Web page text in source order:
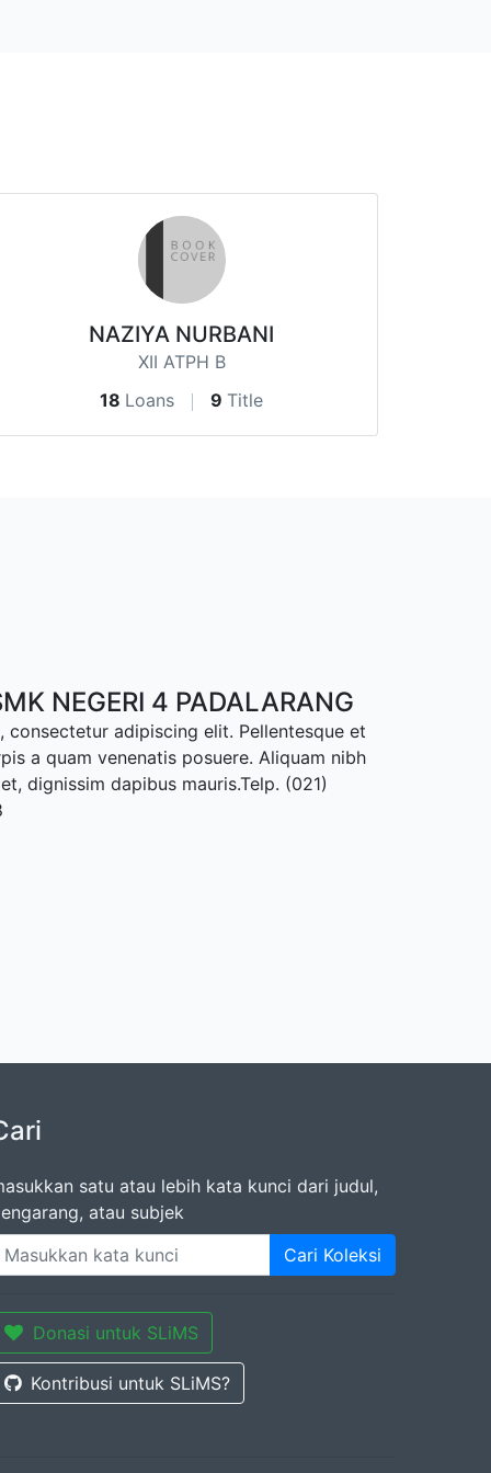
NAZIYA NURBANI
XII ATPH B
18 Loans 9 Title
NEGERI 4 PADALARANG
adipiscing elit. Pellentesque et
a quam venenatis posuere. Aliquam nibh
dignissim dapibus mauris.Telp. (021)
satu atau lebih kata kunci dari judul,
atau subjek
Cari Koleksi
Donasi untuk SLiMS
Kontribusi untuk SLiMS?